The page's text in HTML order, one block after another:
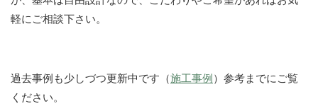
軽にご相談下さい。
過去事例も少しづつ更新中です（施工事例）参考までにご覧
ください。